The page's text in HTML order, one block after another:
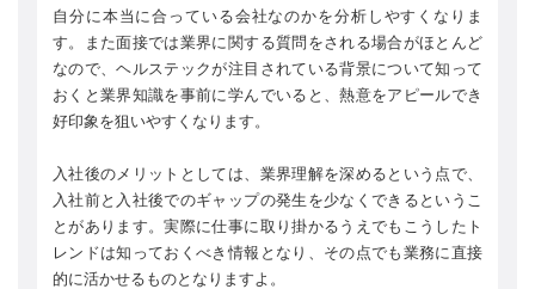
自分に本当に合っている会社なのかを分析しやすくなりま
す。また面接では業界に関する質問をされる場合がほとんど
なので、ヘルステックが注目されている背景について知って
おくと業界知識を事前に学んでいると、熱意をアピールでき
好印象を狙いやすくなります。
入社後のメリットとしては、業界理解を深めるという点で、
入社前と入社後でのギャップの発生を少なくできるというこ
とがあります。実際に仕事に取り掛かるうえでもこうしたト
レンドは知っておくべき情報となり、その点でも業務に直接
的に活かせるものとなりますよ。